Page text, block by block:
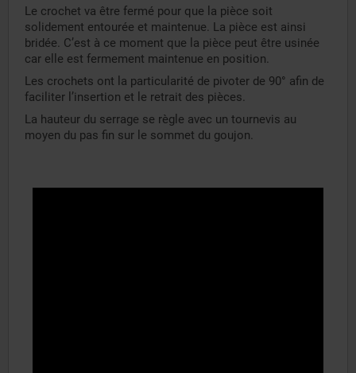
Le crochet va être fermé pour que la pièce soit
solidement entourée et maintenue. La pièce est ainsi
bridée. C’est à ce moment que la pièce peut être usinée
car elle est fermement maintenue en position.
Les crochets ont la particularité de pivoter de 90° afin de
faciliter l’insertion et le retrait des pièces.
La hauteur du serrage se règle avec un tournevis au
moyen du pas fin sur le sommet du goujon.